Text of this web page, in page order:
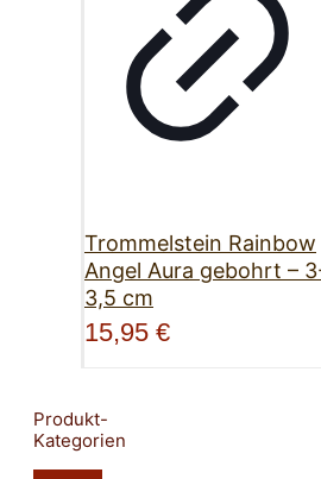
Trommelstein Rainbow
Angel Aura gebohrt –
3,5 cm
15,95 €
Produkt-
Kategorien